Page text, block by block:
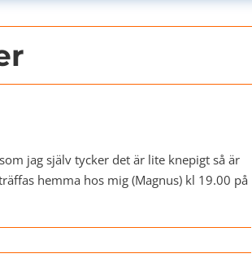
jag själv tycker det är lite knepigt så är
hemma hos mig (Magnus) kl 19.00 på